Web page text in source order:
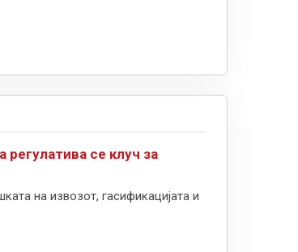
се клуч за
на извозот, гасификацијата и